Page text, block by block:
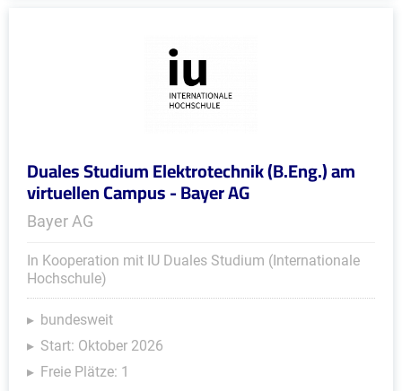
Duales Studium Elektrotechnik (B.Eng.) am
virtuellen Campus - Bayer AG
Bayer AG
In Kooperation mit IU Duales Studium (Internationale
Hochschule)
bundesweit
Start: Oktober 2026
Freie Plätze: 1